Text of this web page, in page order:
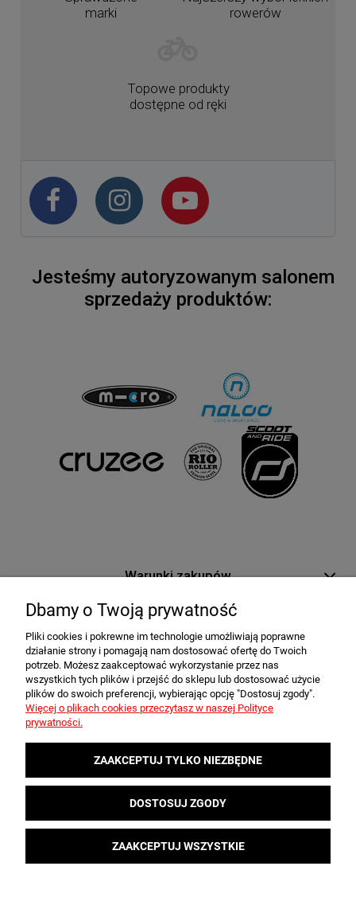
marki
rowerów
Topowe produkty
dostępne od ręki
Jesteśmy autoryzowanym salonem
sprzedaży produktów:
Warunki zakupów
Moje konto
Informacje o sklepie
Newsletter
Podaj swój adres e-mail, jeżeli chcesz otrzymywać informacje o nowościach i
Dbamy o Twoją prywatność
Pliki cookies i pokrewne im technologie umożliwiają poprawne
działanie strony i pomagają nam dostosować ofertę do Twoich
potrzeb. Możesz zaakceptować wykorzystanie przez nas
wszystkich tych plików i przejść do sklepu lub dostosować użycie
plików do swoich preferencji, wybierając opcję "Dostosuj zgody".
Więcej o plikach cookies przeczytasz w naszej Polityce
prywatności.
ZAAKCEPTUJ TYLKO NIEZBĘDNE
DOSTOSUJ ZGODY
ZAAKCEPTUJ WSZYSTKIE